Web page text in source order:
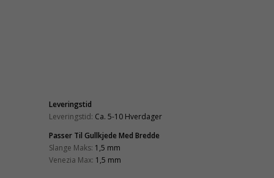
Leveringstid
Leveringstid: Ca. 5-10 Hverdager
Passer Til Gullkjede Med Bredde
Slange Maks: 1,5 mm
Venezia Max: 1,5 mm